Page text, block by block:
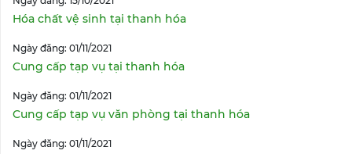
Hóa chất vệ sinh tại thanh hóa
Ngày đăng: 01/11/2021
Cung cấp tạp vụ tại thanh hóa
Ngày đăng: 01/11/2021
Cung cấp tạp vụ văn phòng tại thanh hóa
Ngày đăng: 01/11/2021